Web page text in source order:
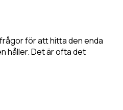
för att hitta den enda
håller. Det är ofta det